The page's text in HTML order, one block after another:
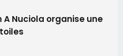
A Nuciola organise une